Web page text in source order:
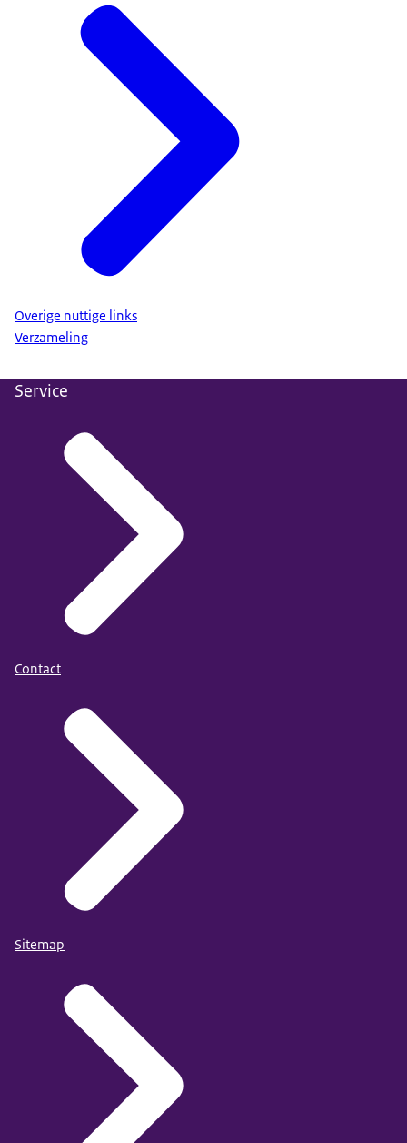
Overige nuttige links
Verzameling
Service
Contact
Sitemap